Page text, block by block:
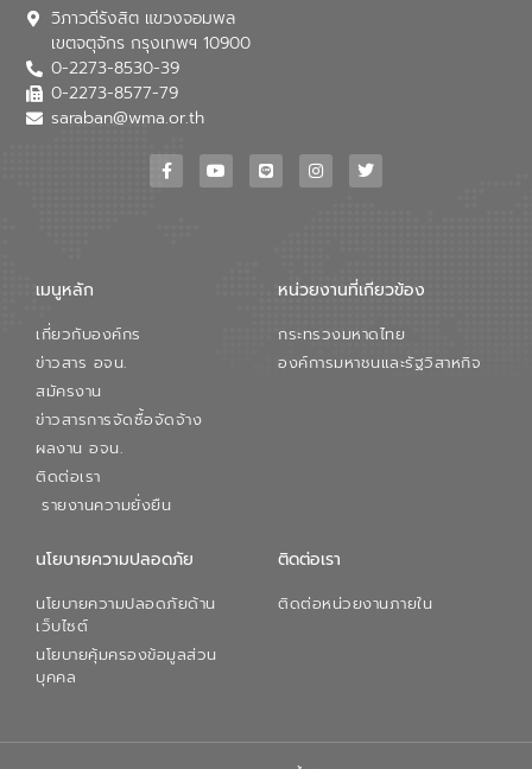
วิภาวดีรังสิต แขวงจอมพล
เขตจตุจักร กรุงเทพฯ 10900
0-2273-8530-39
0-2273-8577-79
saraban@wma.or.th
เมนูหลัก
เกี่ยวกับองค์กร
ข่าวสาร อจน.
สมัครงาน
ข่าวสารการจัดซื้อจัดจ้าง
ผลงาน อจน.
ติดต่อเรา
รายงานความยั่งยืน
หน่วยงานที่เกียวข้อง
กระทรวงมหาดไทย
องค์การมหาชนและรัฐวิสาหกิจ
นโยบายความปลอดภัย
นโยบายความปลอดภัยด้าน
เว็บไซต์
นโยบายคุ้มครองข้อมูลส่วน
บุคคล
ติดต่อเรา
ติดต่อหน่วยงานภายใน